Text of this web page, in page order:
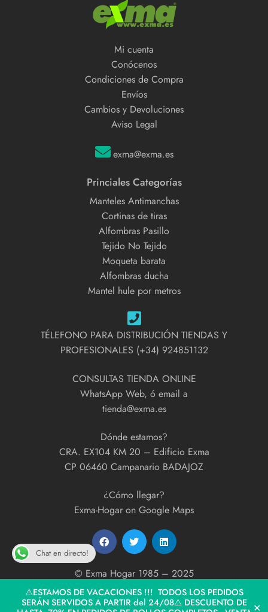
⚠️ESTAMOS DE VACACIONES !!! TODOS LOS PEDIDOS
SERÁN SERVIDOS A PARTIR del 24/08⚠️ DESCUENTO DE ✕
Mi cuenta
Conócenos
Condiciones de Compra
Envíos
Cambios y Devoluciones
Aviso Legal
exma@exma.es
Princiales Categorías
Manteles Antimanchas
Cortinas de tiras
Alfombras Pasillo
Tejido No Tejido
Moqueta barata
Alfombras ducha
Mantel hule por metros
TÉLEFONO PARA DISTRIBUCIÓN TIENDAS Y
PROFESIONALES (+34) 924851132
CONSULTAS TIENDA ONLINE
WhatsApp Web, ó email a
tienda@exma.es
Dónde estamos?
CRA. EX104 KM 20 – Edificio Exma
CP 06460 Campanario BADAJOZ
¿Cómo llegar?
Exma-Hogar on Google Maps
© Exma Hogar 1985 – 2025
developed by ExmaPrint!
Chat en directo!